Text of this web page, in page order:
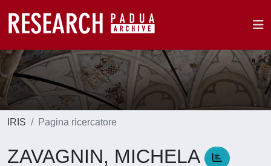
IRIS Pagina ricercatore
ZAVAGNIN, MICHELA